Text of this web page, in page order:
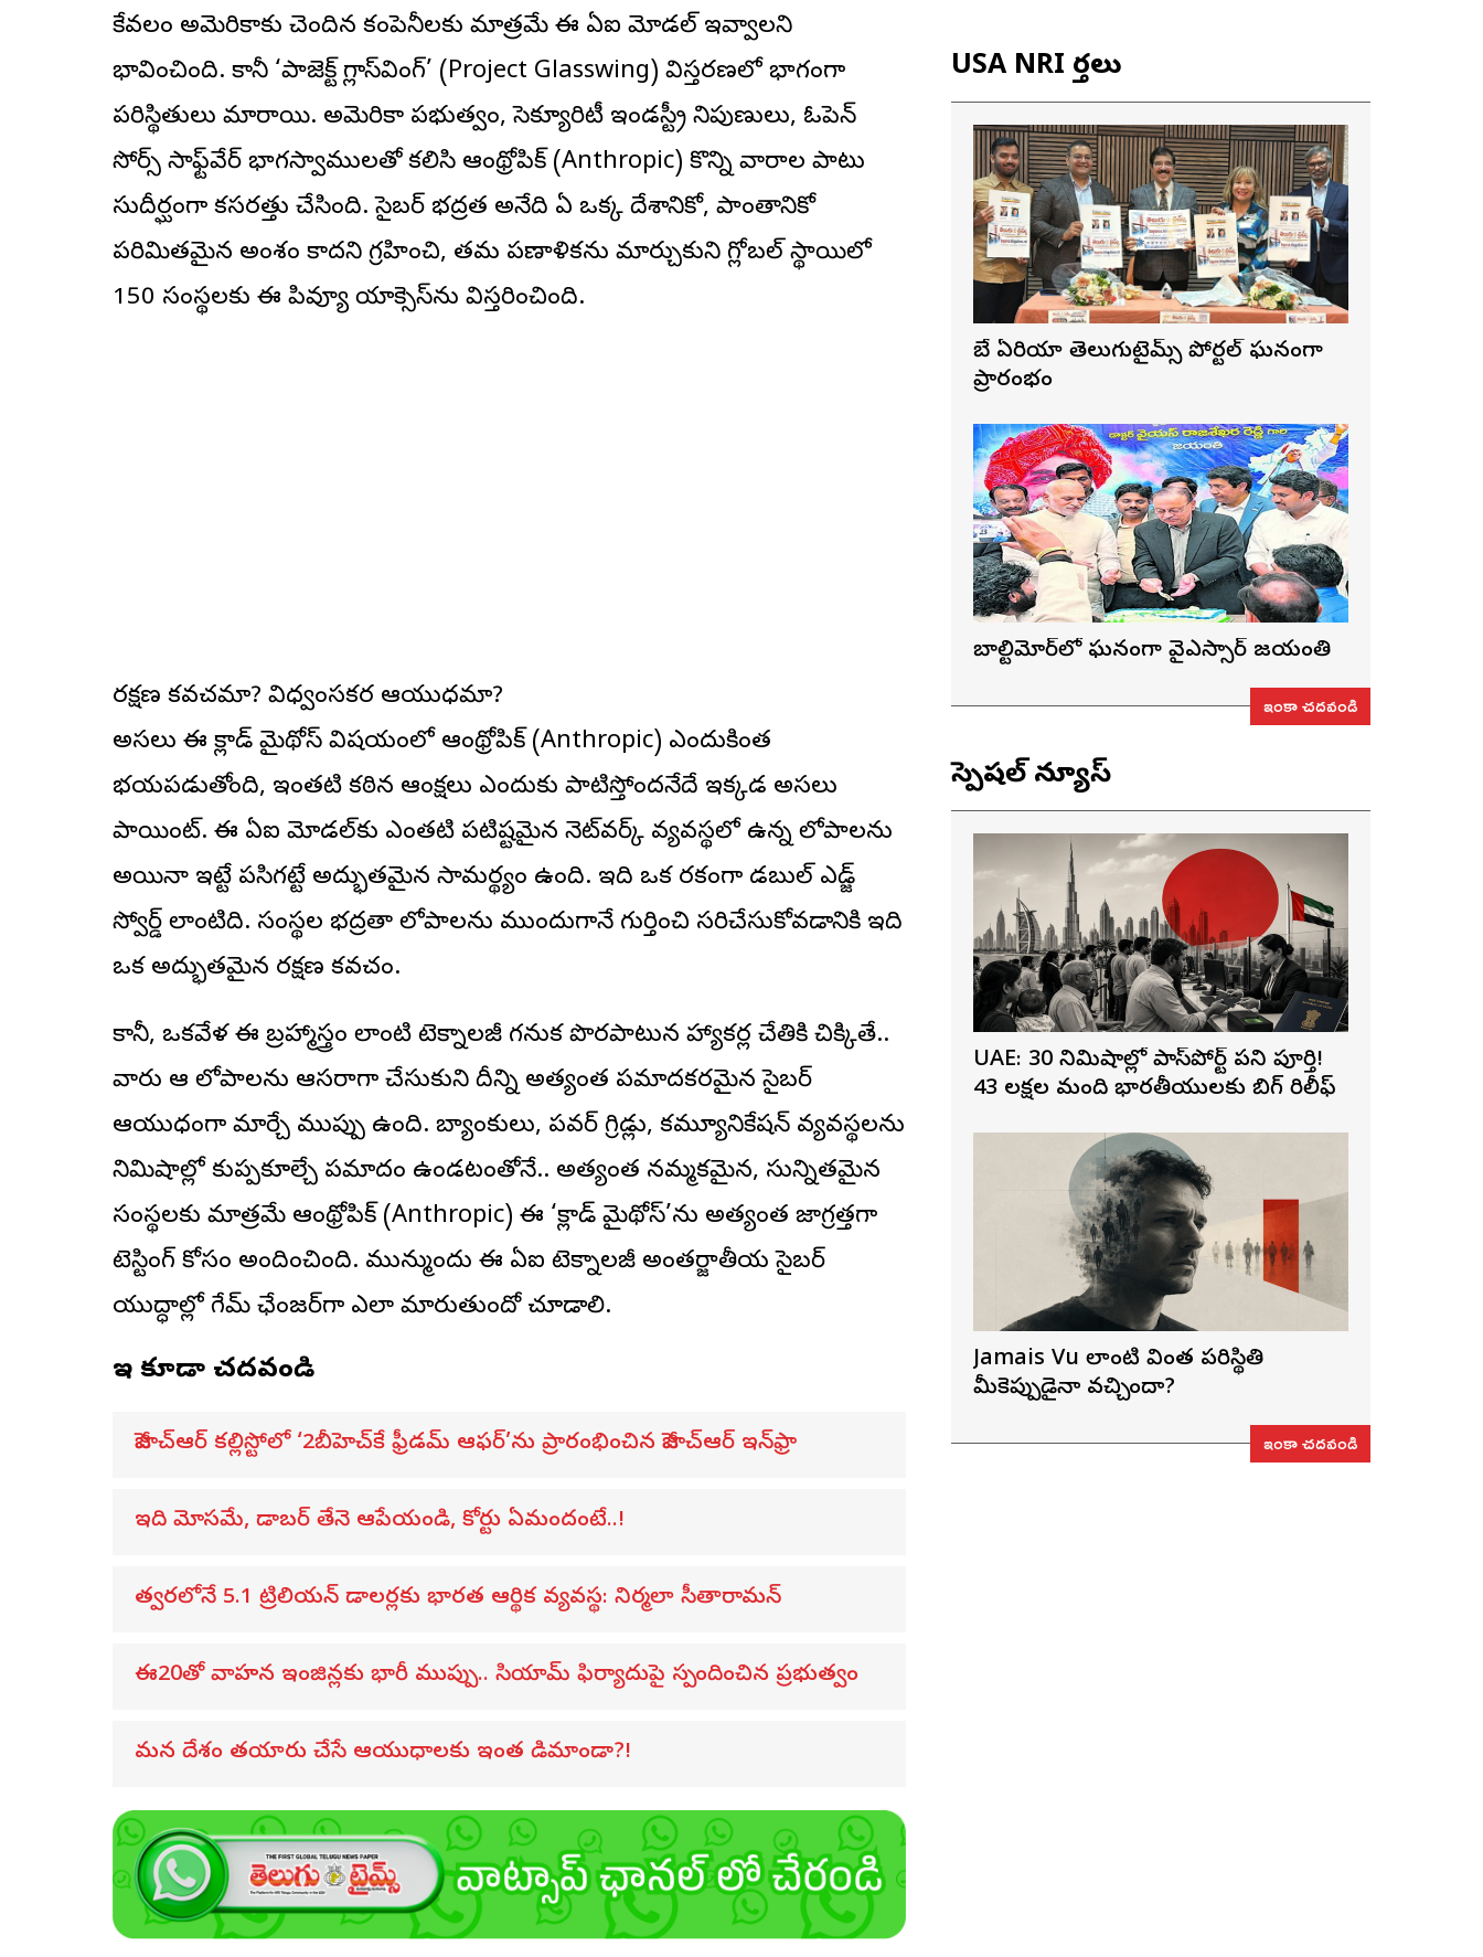
కేవలం అమెరికాకు చెందిన కంపెనీలకు మాత్రమే ఈ ఏఐ మోడల్ ఇవ్వాలని
భావించింది. కానీ ‘ప్రాజెక్ట్ గ్లాస్‌వింగ్’ (Project Glasswing) విస్తరణలో భాగంగా
పరిస్థితులు మారాయి. అమెరికా ప్రభుత్వం, సెక్యూరిటీ ఇండస్ట్రీ నిపుణులు, ఓపెన్
సోర్స్ సాఫ్ట్‌వేర్ భాగస్వాములతో కలిసి ఆంథ్రోపిక్ (Anthropic) కొన్ని వారాల పాటు
సుదీర్ఘంగా కసరత్తు చేసింది. సైబర్ భద్రత అనేది ఏ ఒక్క దేశానికో, ప్రాంతానికో
పరిమితమైన అంశం కాదని గ్రహించి, తమ ప్రణాళికను మార్చుకుని గ్లోబల్ స్థాయిలో
150 సంస్థలకు ఈ ప్రివ్యూ యాక్సెస్‌ను విస్తరించింది.
రక్షణ కవచమా? విధ్వంసకర ఆయుధమా?
అసలు ఈ క్లాడ్ మైథోస్ విషయంలో ఆంథ్రోపిక్ (Anthropic) ఎందుకింత
భయపడుతోంది, ఇంతటి కఠిన ఆంక్షలు ఎందుకు పాటిస్తోందనేదే ఇక్కడ అసలు
పాయింట్. ఈ ఏఐ మోడల్‌కు ఎంతటి పటిష్టమైన నెట్‌వర్క్ వ్యవస్థలో ఉన్న లోపాలను
అయినా ఇట్టే పసిగట్టే అద్భుతమైన సామర్థ్యం ఉంది. ఇది ఒక రకంగా డబుల్ ఎడ్జ్
స్వోర్డ్ లాంటిది. సంస్థల భద్రతా లోపాలను ముందుగానే గుర్తించి సరిచేసుకోవడానికి ఇది
ఒక అద్భుతమైన రక్షణ కవచం.
కానీ, ఒకవేళ ఈ బ్రహ్మాస్త్రం లాంటి టెక్నాలజీ గనుక పొరపాటున హ్యాకర్ల చేతికి చిక్కితే..
వారు ఆ లోపాలను ఆసరాగా చేసుకుని దీన్ని అత్యంత ప్రమాదకరమైన సైబర్
ఆయుధంగా మార్చే ముప్పు ఉంది. బ్యాంకులు, పవర్ గ్రిడ్లు, కమ్యూనికేషన్ వ్యవస్థలను
నిమిషాల్లో కుప్పకూల్చే ప్రమాదం ఉండటంతోనే.. అత్యంత నమ్మకమైన, సున్నితమైన
సంస్థలకు మాత్రమే ఆంథ్రోపిక్ (Anthropic) ఈ ‘క్లాడ్ మైథోస్’ను అత్యంత జాగ్రత్తగా
టెస్టింగ్ కోసం అందించింది. మున్ముందు ఈ ఏఐ టెక్నాలజీ అంతర్జాతీయ సైబర్
యుద్ధాల్లో గేమ్ ఛేంజర్‌గా ఎలా మారుతుందో చూడాలి.
ఇవి కూడా చదవండి
జీహెచ్ఆర్ కల్లిస్టోలో ‘2బీహెచ్‌కే ఫ్రీడమ్ ఆఫర్’ను ప్రారంభించిన జీహెచ్ఆర్ ఇన్‌ఫ్రా
ఇది మోసమే, డాబర్‌ తేనె ఆపేయండి, కోర్టు ఏమందంటే..!
త్వరలోనే 5.1 ట్రిలియన్ డాలర్లకు భారత ఆర్థిక వ్యవస్థ: నిర్మలా సీతారామన్
ఈ20తో వాహన ఇంజిన్లకు భారీ ముప్పు.. సియామ్ ఫిర్యాదుపై స్పందించిన ప్రభుత్వం
మన దేశం తయారు చేసే ఆయుధాలకు ఇంత డిమాండా?!
USA NRI వార్తలు
బే ఏరియా తెలుగుటైమ్స్ పోర్టల్ ఘనంగా
ప్రారంభం
బాల్టిమోర్‌లో ఘనంగా వైఎస్సార్‌ జయంతి
ఇంకా చదవండి
స్పెషల్ న్యూస్
UAE: 30 నిమిషాల్లో పాస్‌పోర్ట్ పని పూర్తి!
43 లక్షల మంది భారతీయులకు బిగ్ రిలీఫ్
Jamais Vu లాంటి వింత పరిస్థితి
మీకెప్పుడైనా వచ్చిందా?
ఇంకా చదవండి